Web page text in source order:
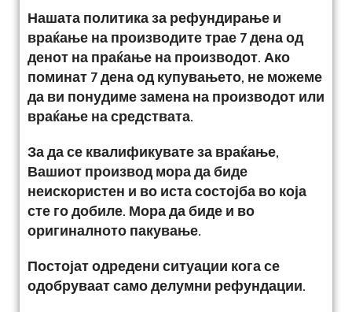
Нашата политика за рефундирање и
враќање на производите трае 7 дена од
денот на праќање на производот. Ако
поминат 7 дена од купувањето, не можеме
да ви понудиме замена на производот или
враќање на средствата.
За да се квалификувате за враќање,
Вашиот производ мора да биде
неискористен и во иста состојба во која
сте го добиле. Мора да биде и во
оригиналното пакување.
Постојат одредени ситуации кога се
одобруваат само делумни рефундации.